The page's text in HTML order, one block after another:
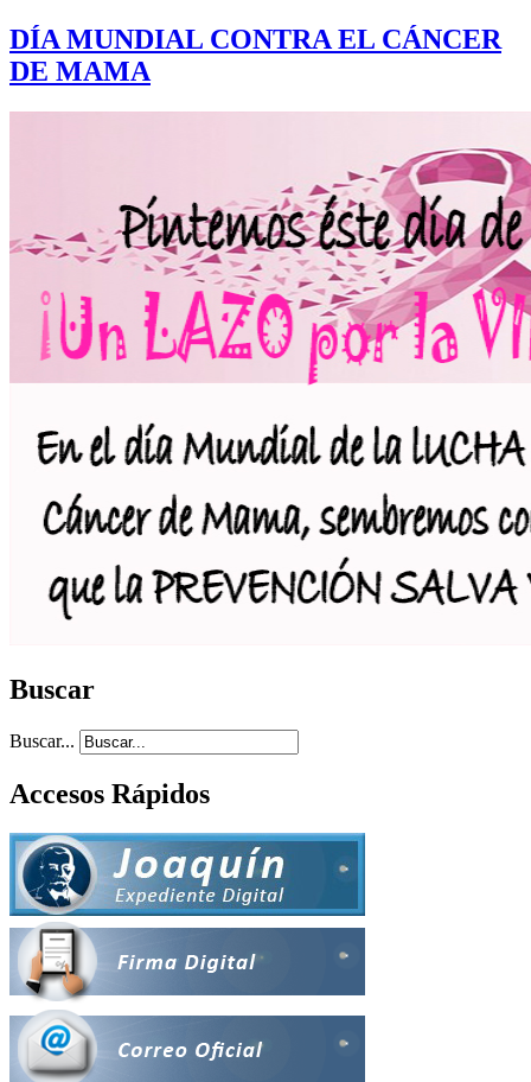
DÍA MUNDIAL CONTRA EL CÁNCER
DE MAMA
Buscar
Buscar...
Accesos Rápidos